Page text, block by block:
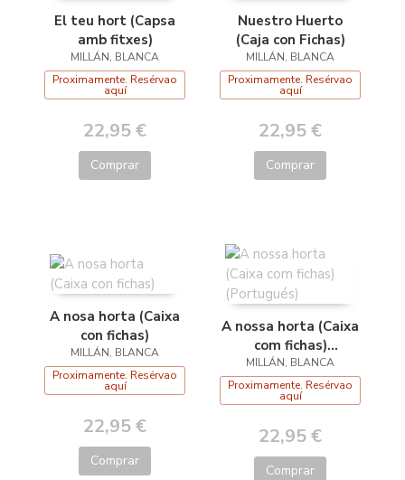
El teu hort (Capsa
amb fitxes)
MILLÁN, BLANCA
Proximamente. Resérvao
aquí
22,95 €
Comprar
Nuestro Huerto
(Caja con Fichas)
MILLÁN, BLANCA
Proximamente. Resérvao
aquí
22,95 €
Comprar
A nosa horta (Caixa
con fichas)
MILLÁN, BLANCA
Proximamente. Resérvao
aquí
22,95 €
Comprar
A nossa horta (Caixa
com fichas)
(Portugués)
MILLÁN, BLANCA
Proximamente. Resérvao
aquí
22,95 €
Comprar